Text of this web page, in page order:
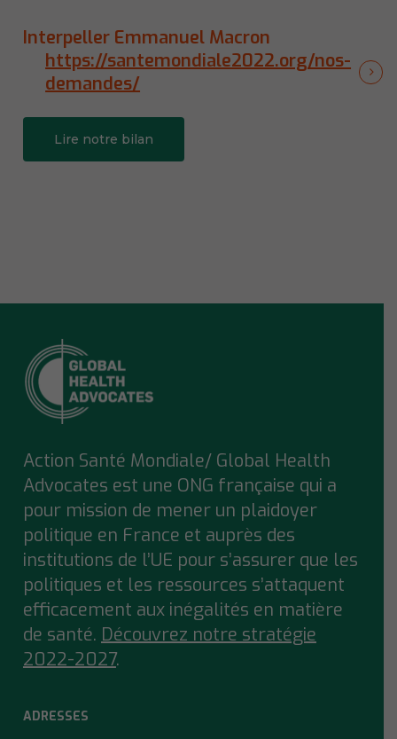
Interpeller Emmanuel Macron
https://santemondiale2022.org/nos-
demandes/
Lire notre bilan
Action Santé Mondiale/ Global Health
Advocates est une ONG française qui a
pour mission de mener un plaidoyer
politique en France et auprès des
institutions de l’UE pour s’assurer que les
politiques et les ressources s’attaquent
efficacement aux inégalités en matière
de santé. Découvrez notre stratégie
2022-2027.
ADRESSES